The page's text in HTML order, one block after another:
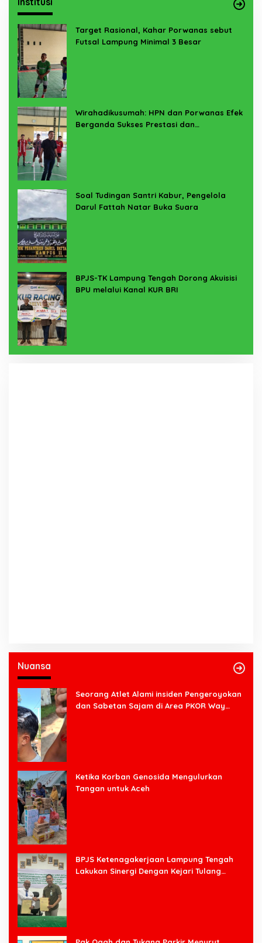
Target Rasional, Kahar Porwanas sebut
Futsal Lampung Minimal 3 Besar
Wirahadikusumah: HPN dan Porwanas Efek
Berganda Sukses Prestasi dan
Soal Tudingan Santri Kabur, Pengelola
Darul Fattah Natar Buka Suara
BPJS-TK Lampung Tengah Dorong Akuisisi
BPU melalui Kanal KUR BRI
Nuansa
Seorang Atlet Alami insiden Pengeroyokan
dan Sabetan Sajam di Area PKOR Way
Ketika Korban Genosida Mengulurkan
Tangan untuk Aceh
BPJS Ketenagakerjaan Lampung Tengah
Lakukan Sinergi Dengan Kejari Tulang